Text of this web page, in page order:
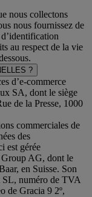
nous collectons
nous fournissez de
au respect de la vie
?
d’e-commerce
SA, dont le siège
de la Presse, 1000
commerciales de
des
est gérée
AG, dont le
en Suisse. Son
SL, numéro de TVA
de Gracia 9 2º,